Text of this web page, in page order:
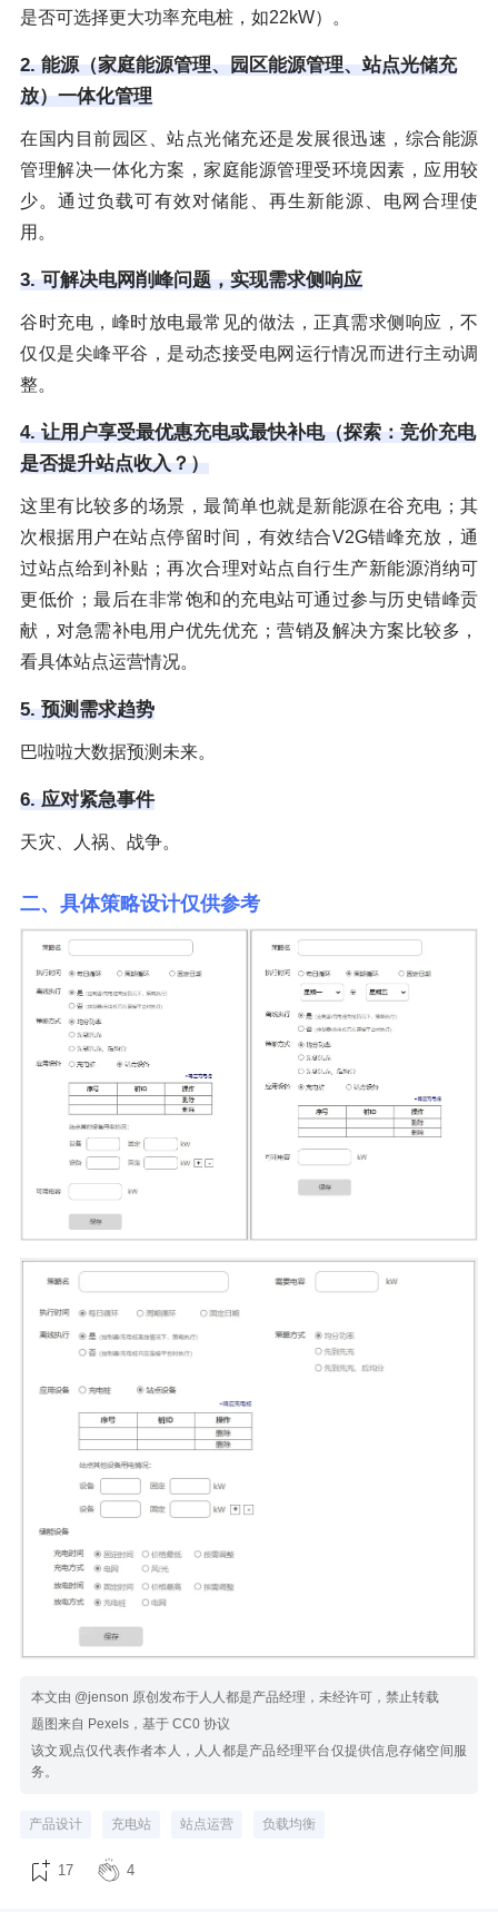
是否可选择更大功率充电桩，如22kW）。
2. 能源（家庭能源管理、园区能源管理、站点光储充
放）一体化管理
在国内目前园区、站点光储充还是发展很迅速，综合能源
管理解决一体化方案，家庭能源管理受环境因素，应用较
少。通过负载可有效对储能、再生新能源、电网合理使
用。
3. 可解决电网削峰问题，实现需求侧响应
谷时充电，峰时放电最常见的做法，正真需求侧响应，不
仅仅是尖峰平谷，是动态接受电网运行情况而进行主动调
整。
4. 让用户享受最优惠充电或最快补电（探索：竞价充电
是否提升站点收入？）
这里有比较多的场景，最简单也就是新能源在谷充电；其
次根据用户在站点停留时间，有效结合V2G错峰充放，通
过站点给到补贴；再次合理对站点自行生产新能源消纳可
更低价；最后在非常饱和的充电站可通过参与历史错峰贡
献，对急需补电用户优先优充；营销及解决方案比较多，
看具体站点运营情况。
5. 预测需求趋势
巴啦啦大数据预测未来。
6. 应对紧急事件
天灾、人祸、战争。
二、具体策略设计仅供参考
本文由 @jenson 原创发布于人人都是产品经理，未经许可，禁止转载
题图来自 Pexels，基于 CC0 协议
该文观点仅代表作者本人，人人都是产品经理平台仅提供信息存储空间服
务。
产品设计 充电站 站点运营 负载均衡
17 4